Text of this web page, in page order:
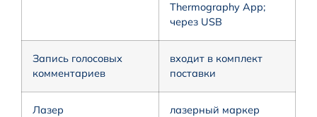
Thermography App;
через USB
Запись голосовых
комментариев
входит в комплект
поставки
Лазер лазерный маркер